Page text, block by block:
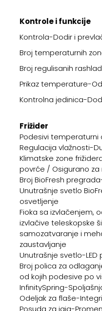
Kontrole i funkcije
Kontrola-Dodir i
Broj temperaturnih
Broj regulisanih
Prikaz temperature-
Kontrolna jedinica-
Frižider
Podesivi temperaturni
Regulacija vlažnosti-
Klimatske zone
povrće / Osigurano
Broj BioFresh
Unutrašnje svetlo
osvetljenje
Fioka sa izvlačenjem,
izvlačive teleskopske
samozatvaranje i
zaustavljanje
Unutrašnje svetlo-
Broj polica za
od kojih podesive po
InfinitySpring-
Odeljak za flaše-
Posuda za jaja-